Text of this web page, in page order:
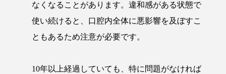
なくなることがあります。違和感がある状態で
使い続けると、口腔内全体に悪影響を及ぼすこ
ともあるため注意が必要です。
10年以上経過していても、特に問題がなければ